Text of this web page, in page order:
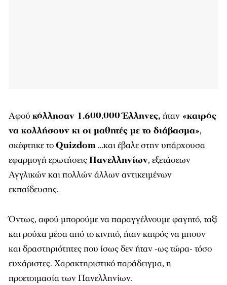
Αφού κόλλησαν 1.600.000 Έλληνες, ήταν «καιρός
να κολλήσουν κι οι μαθητές με το διάβασμα»,
σκέφτηκε τοQuizdom …και έβαλε στην υπάρχουσα
εφαρμογή ερωτήσειςΠανελληνίων, εξετάσεων
Αγγλικών και πολλών άλλων αντικειμένων
εκπαίδευσης.
Όντως, αφού μπορούμε να παραγγέλνουμε φαγητό, ταξί
και ρούχα μέσα από το κινητό, ήταν καιρός να μπουν
και δραστηριότητες που ίσως δεν ήταν -ως τώρα- τόσο
ευχάριστες. Χαρακτηριστικό παράδειγμα, η
προετοιμασία των Πανελληνίων.